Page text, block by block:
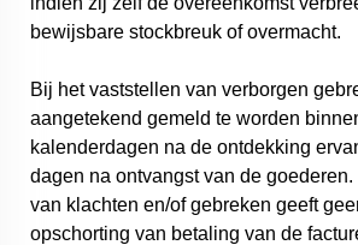
bewijsbare stockbreuk of overmacht.
Bij het vaststellen van verborgen
aangetekend gemeld te worden
kalenderdagen na de ontdekking
dagen na ontvangst van de
van klachten en/of gebreken geeft
opschorting van betaling van de